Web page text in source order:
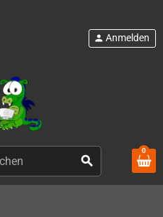
search
person Anmelden
0